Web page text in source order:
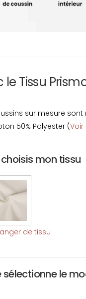
le Tissu
sur mesure
50% Polyester (
mon tissu
de tissu
sélectionne le